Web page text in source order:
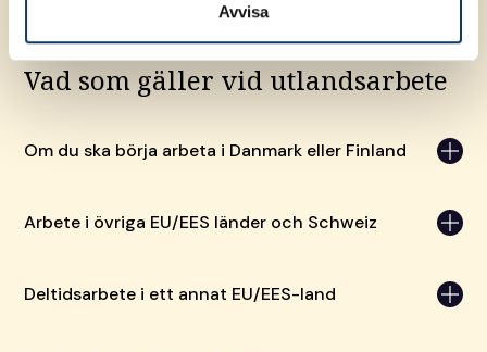
Avvisa
Vad som gäller vid utlandsarbete
Om du ska börja arbeta i Danmark eller Finland
Arbete i övriga EU/EES länder och Schweiz
Deltidsarbete i ett annat EU/EES-land